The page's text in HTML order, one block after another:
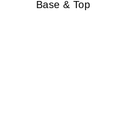
Base & Top